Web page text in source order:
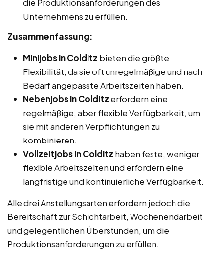
die Produktionsanforderungen des
Unternehmens zu erfüllen.
Zusammenfassung:
Minijobs in Colditz bieten die größte
Flexibilität, da sie oft unregelmäßige und nach
Bedarf angepasste Arbeitszeiten haben.
Nebenjobs in Colditz erfordern eine
regelmäßige, aber flexible Verfügbarkeit, um
sie mit anderen Verpflichtungen zu
kombinieren.
Vollzeitjobs in Colditz haben feste, weniger
flexible Arbeitszeiten und erfordern eine
langfristige und kontinuierliche Verfügbarkeit.
Alle drei Anstellungsarten erfordern jedoch die
Bereitschaft zur Schichtarbeit, Wochenendarbeit
und gelegentlichen Überstunden, um die
Produktionsanforderungen zu erfüllen.